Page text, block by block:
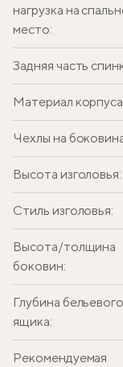
нагрузка на
место:
Задняя часть
Материал
Чехлы на
Высота изголовья:
Стиль изголовья:
Высота/толщина
боковин:
Глубина бельевого
ящика:
Рекомендуемая